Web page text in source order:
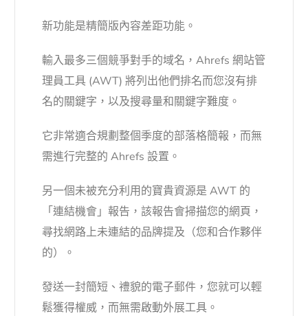
新功能是精簡版內容差距功能。
輸入最多三個競爭對手的域名，Ahrefs 網站管
理員工具 (AWT) 將列出他們排名而您沒有排
名的關鍵字，以及搜尋量和關鍵字難度。
它非常適合規劃整個季度的部落格簡報，而無
需進行完整的 Ahrefs 設置。
另一個未被充分利用的寶貴資源是 AWT 的
「連結機會」報告，該報告會掃描您的網頁，
尋找網路上未連結的品牌提及（您和合作夥伴
的）。
發送一封簡短、禮貌的電子郵件，您就可以輕
鬆獲得權威，而無需啟動外展工具。